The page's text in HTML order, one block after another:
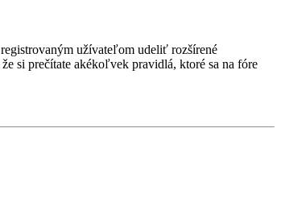
užívateľom udeliť rozšírené
si prečítate akékoľvek pravidlá, ktoré sa na fóre